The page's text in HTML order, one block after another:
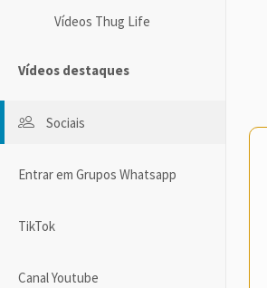
Vídeos Thug Life
Vídeos destaques
Sociais
Entrar em Grupos Whatsapp
TikTok
Canal Youtube